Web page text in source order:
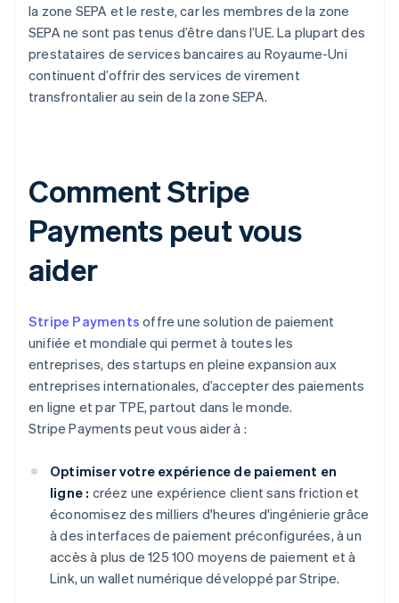
la zone SEPA et le reste, car les membres de la zone
SEPA ne sont pas tenus d’être dans l’UE. La plupart des
prestataires de services bancaires au Royaume-Uni
continuent d’offrir des services de virement
transfrontalier au sein de la zone SEPA.
Comment Stripe
Payments peut vous
aider
Stripe Payments offre une solution de paiement
unifiée et mondiale qui permet à toutes les
entreprises, des startups en pleine expansion aux
entreprises internationales, d’accepter des paiements
en ligne et par TPE, partout dans le monde.
Stripe Payments peut vous aider à :
Optimiser votre expérience de paiement en
ligne : créez une expérience client sans friction et
économisez des milliers d'heures d'ingénierie grâce
à des interfaces de paiement préconfigurées, à un
accès à plus de 125 100 moyens de paiement et à
Link, un wallet numérique développé par Stripe.